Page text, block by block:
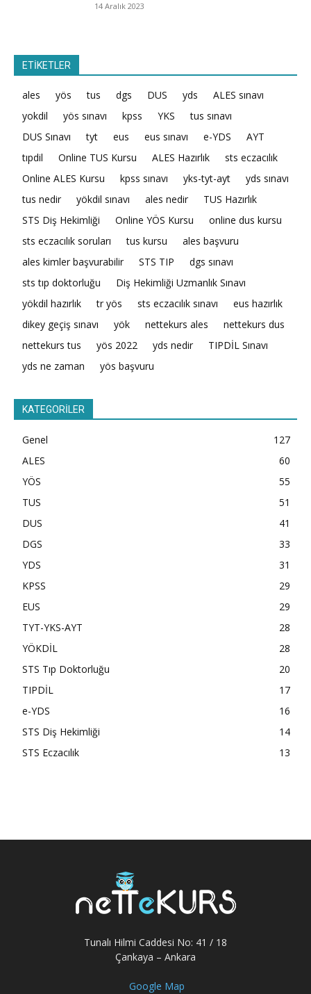
14 Aralık 2023
ETİKETLER
ales yös tus dgs DUS yds
ALES sınavı
yokdil
yös sınavı kpss YKS
tus sınavı
DUS Sınavı
tyt eus eus sınavı e-YDS
AYT
tıpdil
Online TUS Kursu ALES Hazırlık
sts eczacılık
Online ALES Kursu
kpss sınavı yks-tyt-ayt
yds sınavı
tus nedir
yökdil sınavı ales nedir
TUS Hazırlık
STS Diş Hekimliği
Online YÖS Kursu
online dus kursu
sts eczacılık soruları
tus kursu
ales başvuru
ales kimler başvurabilir
STS TIP
dgs sınavı
sts tıp doktorluğu
Diş Hekimliği Uzmanlık Sınavı
yökdil hazırlık
tr yös sts eczacılık sınavı
eus hazırlık
dikey geçiş sınavı
yök nettekurs ales
nettekurs dus
nettekurs tus
yös 2022 yds nedir
TIPDİL Sınavı
yds ne zaman
yös başvuru
KATEGORİLER
Genel
127
ALES
60
YÖS
55
TUS
51
DUS
41
DGS
33
YDS
31
KPSS
29
EUS
29
TYT-YKS-AYT
28
YÖKDİL
28
STS Tıp Doktorluğu
20
TIPDİL
17
e-YDS
16
STS Diş Hekimliği
14
STS Eczacılık
13
Tunalı Hilmi Caddesi No: 41 / 18
Çankaya – Ankara
Google Map